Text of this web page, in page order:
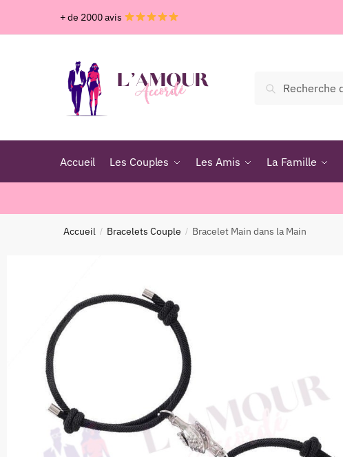
+ de 2000 avis
Recherche
Accueil Les Couples Les Amis La Famille
Accueil / Bracelets Couple / Bracelet Main dans la Main